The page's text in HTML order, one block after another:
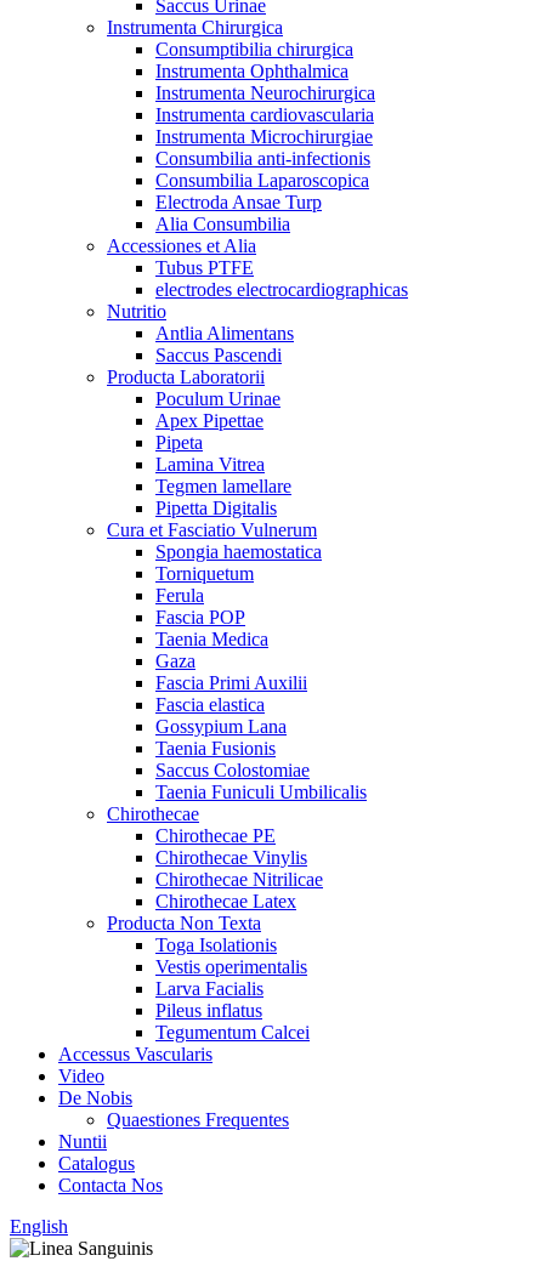
Saccus Urinae
Instrumenta Chirurgica
Consumptibilia chirurgica
Instrumenta Ophthalmica
Instrumenta Neurochirurgica
Instrumenta cardiovascularia
Instrumenta Microchirurgiae
Consumbilia anti-infectionis
Consumbilia Laparoscopica
Electroda Ansae Turp
Alia Consumbilia
Accessiones et Alia
Tubus PTFE
electrodes electrocardiographicas
Nutritio
Antlia Alimentans
Saccus Pascendi
Producta Laboratorii
Poculum Urinae
Apex Pipettae
Pipeta
Lamina Vitrea
Tegmen lamellare
Pipetta Digitalis
Cura et Fasciatio Vulnerum
Spongia haemostatica
Torniquetum
Ferula
Fascia POP
Taenia Medica
Gaza
Fascia Primi Auxilii
Fascia elastica
Gossypium Lana
Taenia Fusionis
Saccus Colostomiae
Taenia Funiculi Umbilicalis
Chirothecae
Chirothecae PE
Chirothecae Vinylis
Chirothecae Nitrilicae
Chirothecae Latex
Producta Non Texta
Toga Isolationis
Vestis operimentalis
Larva Facialis
Pileus inflatus
Tegumentum Calcei
Accessus Vascularis
Video
De Nobis
Quaestiones Frequentes
Nuntii
Catalogus
Contacta Nos
English